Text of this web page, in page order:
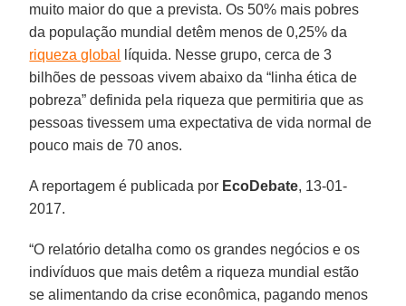
muito maior do que a prevista. Os 50% mais pobres
da população mundial detêm menos de 0,25% da
riqueza global
líquida. Nesse grupo, cerca de 3
bilhões de pessoas vivem abaixo da “linha ética de
pobreza” definida pela riqueza que permitiria que as
pessoas tivessem uma expectativa de vida normal de
pouco mais de 70 anos.
A reportagem é publicada por EcoDebate, 13-01-
2017.
“O relatório detalha como os grandes negócios e os
indivíduos que mais detêm a riqueza mundial estão
se alimentando da crise econômica, pagando menos